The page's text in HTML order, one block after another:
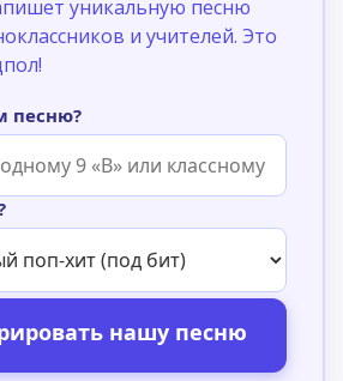
уникальную песню
и учителей. Это
песню?
нашу песню